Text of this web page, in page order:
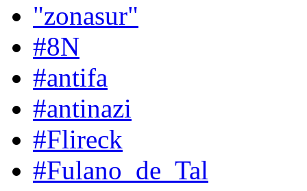
"zonasur"
#8N
#antifa
#antinazi
#Flireck
#Fulano_de_Tal